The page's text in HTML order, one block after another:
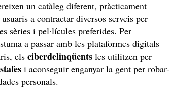
un catàleg diferent, pràcticament
a contractar diversos serveis per
sèries i pel·lícules preferides. Per
a passar amb les plataformes digitals
elsciberdelinqüentsles utilitzen per
i aconseguir enganyar la gent per robar-
personals.